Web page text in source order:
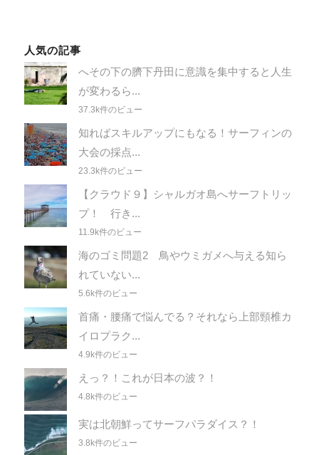
人気の記事
へその下の臍下丹田に意識を集中すると人生
が変わるら...
37.3k件のビュー
知ればスキルアップにもなる！サーフィンの
大会の採点...
23.3k件のビュー
【クラウド９】シャルガオ島へサーフトリッ
プ！ 行き...
11.9k件のビュー
海のゴミ問題2 鳥やウミガメへ与える知ら
れていない...
5.6k件のビュー
首痛・腰痛で悩んでる？それなら上部頸椎カ
イロプラク...
4.9k件のビュー
えっ？！これが日本の波？！
4.8k件のビュー
実は北朝鮮ってサーフパラダイス？！
3.8k件のビュー